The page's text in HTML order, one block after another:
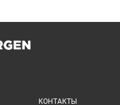
КОНТАКТЫ